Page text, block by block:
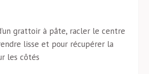
grattoir à pâte, racler le centre
lisse et pour récupérer la
les côtés